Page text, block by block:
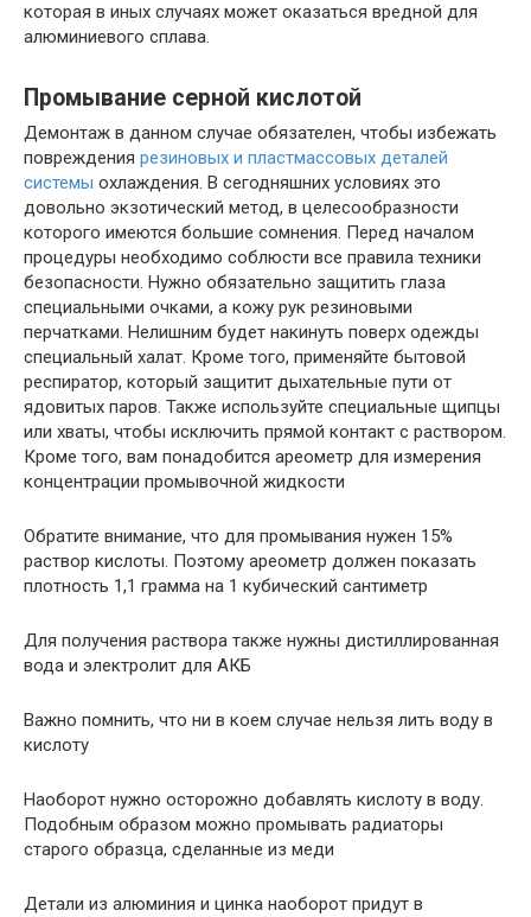
которая в иных случаях может оказаться вредной для
алюминиевого сплава.
Промывание серной кислотой
Демонтаж в данном случае обязателен, чтобы избежать
повреждения резиновых и пластмассовых деталей
системы охлаждения. В сегодняшних условиях это
довольно экзотический метод, в целесообразности
которого имеются большие сомнения. Перед началом
процедуры необходимо соблюсти все правила техники
безопасности. Нужно обязательно защитить глаза
специальными очками, а кожу рук резиновыми
перчатками. Нелишним будет накинуть поверх одежды
специальный халат. Кроме того, применяйте бытовой
респиратор, который защитит дыхательные пути от
ядовитых паров. Также используйте специальные щипцы
или хваты, чтобы исключить прямой контакт с раствором.
Кроме того, вам понадобится ареометр для измерения
концентрации промывочной жидкости
Обратите внимание, что для промывания нужен 15%
раствор кислоты. Поэтому ареометр должен показать
плотность 1,1 грамма на 1 кубический сантиметр
Для получения раствора также нужны дистиллированная
вода и электролит для АКБ
Важно помнить, что ни в коем случае нельзя лить воду в
кислоту
Наоборот нужно осторожно добавлять кислоту в воду.
Подобным образом можно промывать радиаторы
старого образца, сделанные из меди
Детали из алюминия и цинка наоборот придут в